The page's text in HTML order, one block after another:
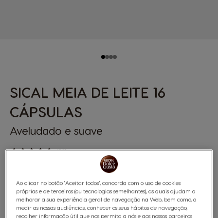
SICAL MEIA DE LEITE 16
CÁPSULAS
Aveludado e suave
(28)
Descubra NESCAFÉ® Dolce Gusto® SICAL® meia de
leite. A meia de leite perfeita para o seu pequeno-
Ao clicar no botão "Aceitar todos", concorda com o uso de cookies
próprias e de terceiros (ou tecnologias semelhantes), as quais ajudam a
melhorar a sua experiência geral de navegação na Web, bem como, a
medir as nossas audiências, conhecer os seus hábitos de navegação,
recolher informação útil que nos permita a nós e aos nossos parceiros